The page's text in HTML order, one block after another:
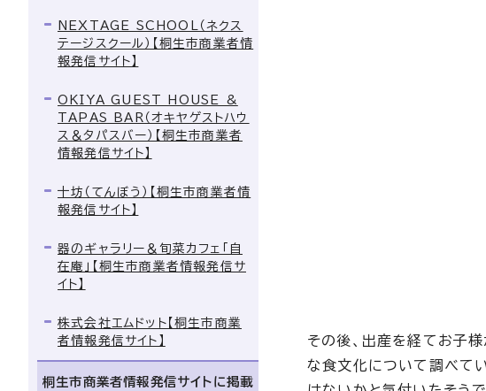
その後、出産を経てお子
な食文化について調べて
NEXTAGE SCHOOL（ネクス
テージスクール）【桐生市商業者情
報発信サイト】
OKIYA GUEST HOUSE &
TAPAS BAR（オキヤゲストハウ
ス＆タパスバー）【桐生市商業者
情報発信サイト】
十坊（てんぼう）【桐生市商業者情
報発信サイト】
器のギャラリー＆旬菜カフェ「自
在庵」【桐生市商業者情報発信サ
イト】
株式会社エムドット【桐生市商業
者情報発信サイト】
桐生市商業者情報発信サイトに掲載